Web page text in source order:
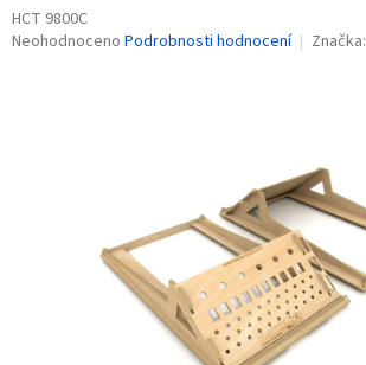
HCT 9800C
Průměrné
Neohodnoceno Podrobnosti hodnocení Značka: